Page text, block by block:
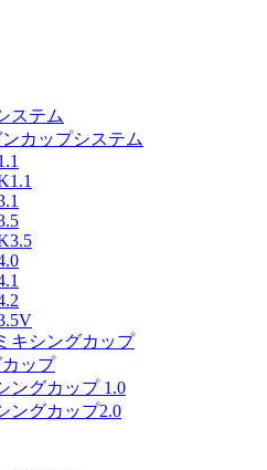
ステム
カップシステム
キシングカップ
ップ
ングカップ 1.0
ングカップ2.0